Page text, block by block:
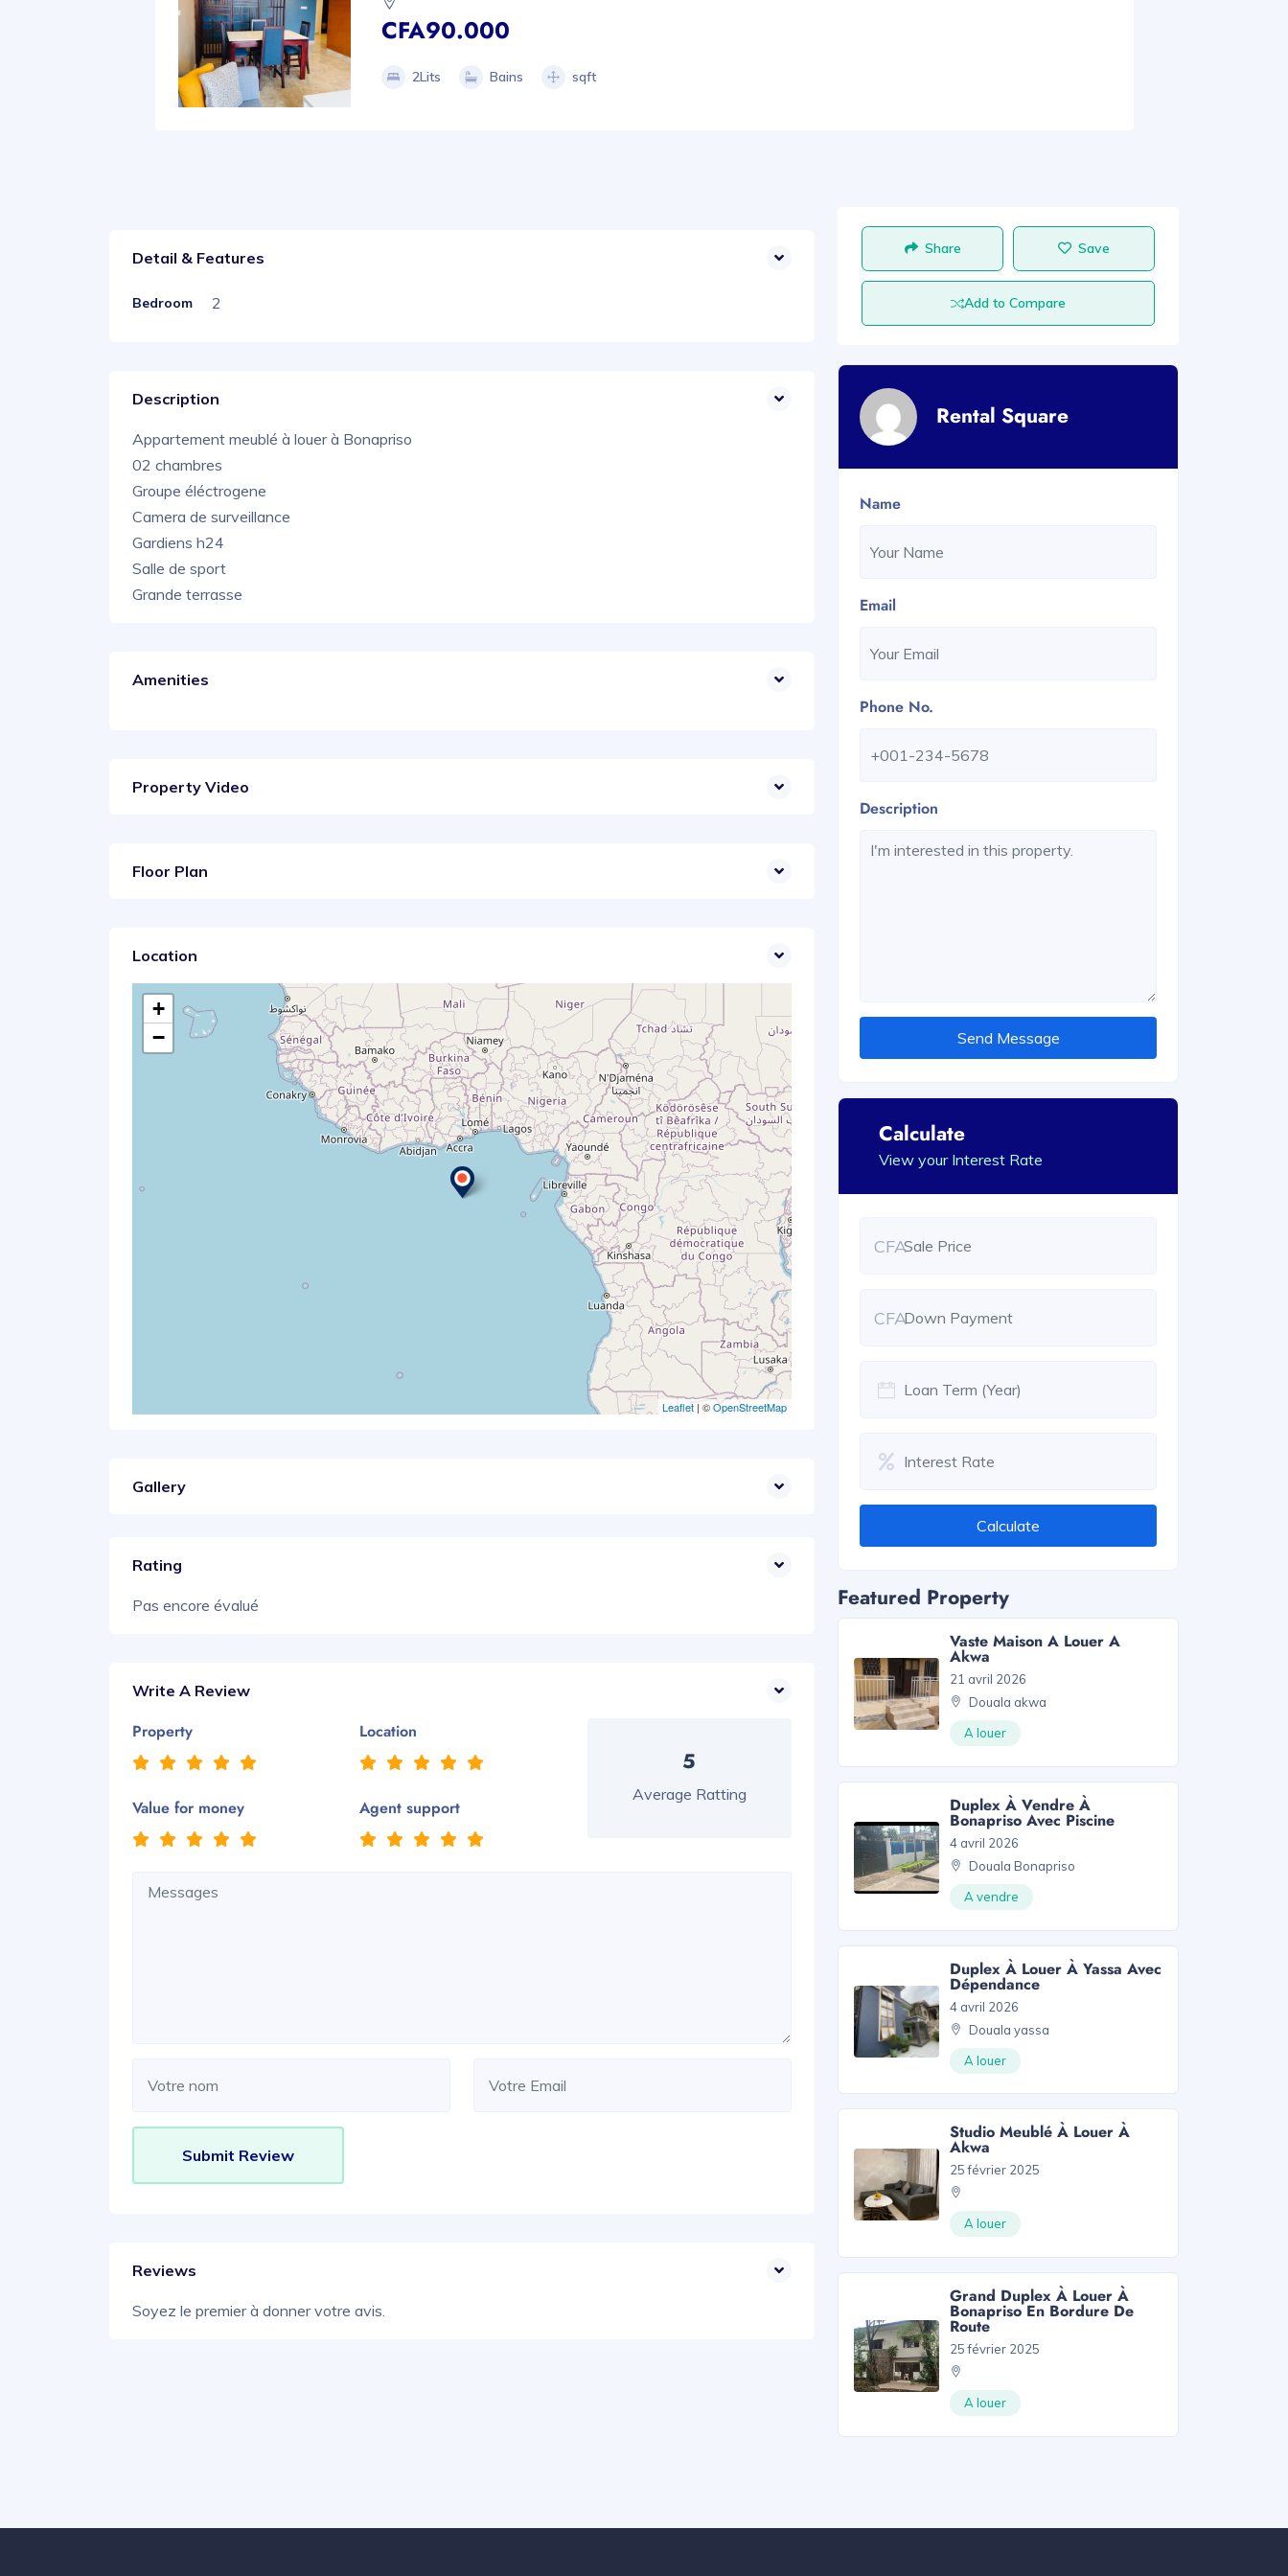
CFA90.000
2Lits Bains sqft
Detail & Features
Bedroom 2
Description
Appartement meublé à louer à Bonapriso
02 chambres
Groupe éléctrogene
Camera de surveillance
Gardiens h24
Salle de sport
Grande terrasse
Amenities
Property Video
Floor Plan
Location
+
−
Leaflet | ©OpenStreetMap
Gallery
Rating
Pas encore évalué
Write A Review
Property Location
Value for money Agent support
5
Average Ratting
Reviews
Soyez le premier à donner votre avis.
Share Save
Add to Compare
Rental Square
Name
Email
Phone No.
Description
Send Message
Calculate
View your Interest Rate
CFA
CFA
Calculate
Featured Property
Vaste Maison A Louer A
Akwa
21 avril 2026
Douala akwa
A louer
Duplex À Vendre À
Bonapriso Avec Piscine
4 avril 2026
Douala Bonapriso
A vendre
Duplex À Louer À Yassa Avec
Dépendance
4 avril 2026
Douala yassa
A louer
Studio Meublé À Louer À
Akwa
25 février 2025
A louer
Grand Duplex À Louer À
Bonapriso En Bordure De
Route
25 février 2025
A louer